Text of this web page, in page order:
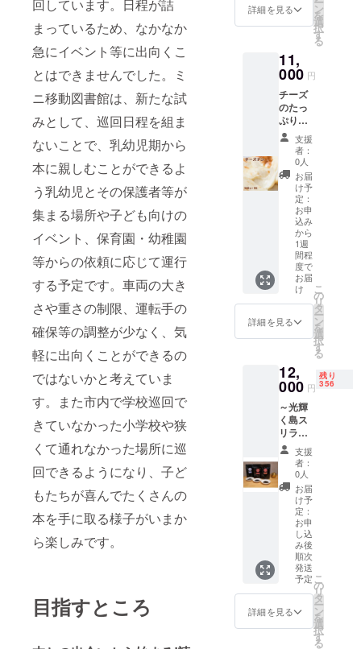
回しています。日程が詰
まっているため、なかなか
急にイベント等に出向くこ
とはできませんでした。ミ
ニ移動図書館は、新たな試
みとして、巡回日程を組ま
ないことで、乳幼児期から
本に親しむことができるよ
う乳幼児とその保護者等が
集まる場所や子ども向けの
イベント、保育園・幼稚園
等からの依頼に応じて運行
する予定です。車両の大き
さや重さの制限、運転手の
確保等の調整が少なく、気
軽に出向くことができるの
ではないかと考えていま
す。また市内で学校巡回で
きていなかった小学校や狭
くて通れなかった場所に巡
回できるようになり、子ど
もたちが喜んでたくさんの
本を手に取る様子がいまか
ら楽しみです。
目指すところ
べての
工程で
留意し
ながら
作業を
おこ
なって
いま
す。美
味しく
健康に
も良い
食品を
提供す
る誇り
を感じ
つつ製
造して
いま
す。 ■
内容量/
製造地
・甘酢
らっ
きょう
180g(2
袋入り)
[製造地:
我孫子
市] ■原
材料 甘
酢らっ
きょう
漬け:国
産らっ
きょ
う、み
りん、
酢、砂
糖、
塩、赤
トウガ
ラシ ■
賞味期
限 6ヶ
寒菊銘
醸(山武)
菊』 ・
岩瀬酒
町)純米
酒『山
廃辛口
純米』
・吉野
酒造(勝
浦)純米
吟醸 総
の舞
『腰古
井』 ■
生産者
の声 パ
ティス
リーメ
ヌエッ
トは
1992年
9月に我
孫子市
菓子店
として
オープ
ンし、
現在、
市内2店
舗で営
業して
おりま
す。 毎
年新た
な製品
を企
画・製
造し、
2017年
には、
新ブラ
アン・
クルー
まし
た。
トして
お湯を
ゆっく
り注ぐ
だけ
で、ご
自宅や
オフィ
スで美
味しい
珈琲を
お飲み
頂けま
す。
【ご注
意】 ●
パッ
ケージ
はi工房
の通所
スタッ
ます。
写真と
デザイ
ンが異
なりま
すの
で、ご
了承下
さいま
せ。 ●
挽き立
てをお
詰めし
ます
が、香
り高い
コー
お楽し
み頂く
行って
いま
す ど
心して
お召し
上がり
くださ
い。 ■
内容量/
加工地
うな
ぎ か
ば焼き
(一尾2
パック
分け)約
160g×1
タレ約
15ml、
山椒約
0.1g×各
1 加工
地:我孫
原材料
うな
椒、タ
レ(醤
油、砂
糖、み
りん) ■
賞味期
限 90日
■注意事
項/その
他 うな
ぎには
小骨が
ありま
す。お
召し上
がりの
際は十
分注意
してく
ださ
風土食
房と番
ボ調味
料企画
がス
タート!
第一弾
の「ネ
ギイチ
バン」
に続き
開発さ
れた、
第二弾
『マッ
シュ
ルーム
イチバ
ン』。
実は
「マッ
シュ
の生産
高が日
(※)。
『もっ
と千葉
県の
マッ
シュ
ルーム
を知っ
てもら
おう!』
という
こと
で、
マッ
シュ
を使っ
て調味
詳細を見る ン
を
選
択
す
る
11,
000 円
チーズ
のたっ
ぷり
入った
ナン。
とろ～
り濃厚
なチー
ズが
もっち
りサク
サクの
ナン生
地と好
相性。
タン
ドール
火で焼
き上げ
くらも
ちもち
のナ
ン。 当
店リピ
率No.1
の美味
しさで
す!イン
ドカ
レーと
一緒に
食べた
い1位。
■お礼品
の内容
につい
て ・
チーズ
ナン
支援
者：
0人
お届
け予
定：
お申
込み
から
1週
間程
度で
お届
け
詳細を見る
こ
の
リ
タ
ー
ン
を
選
択
す
る
12,
000 円
残り
356
～光輝
く島ス
リラン
カから
の贈り
物～ 良
質な茶
葉だけ
を厳選
しスリ
ランカ
から取
り寄せ
た旬の
紅茶を
しま
す。
支援
者：
0人
お届
け予
定：
お申
し込
み後
順次
発送
予定
詳細を見る
こ
の
リ
タ
ー
ン
を
選
択
す
る